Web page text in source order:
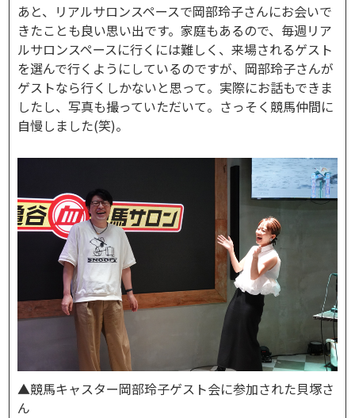
​あと、リアルサロンスペースで岡部玲子さんにお会いで
きたことも良い思い出です。家庭もあるので、毎週リア
ルサロンスペースに行くには難しく、来場されるゲスト
を選んで行くようにしているのですが、岡部玲子さんが
ゲストなら行くしかないと思って。実際にお話もできま
したし、写真も撮っていただいて。さっそく競馬仲間に
自慢しました(笑)。
▲競馬キャスター岡部玲子ゲスト会に参加された貝塚さ
ん